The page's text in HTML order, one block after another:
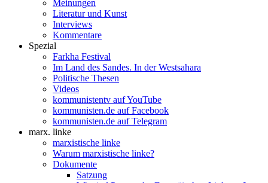
Meinungen
Literatur und Kunst
Interviews
Kommentare
Spezial
Farkha Festival
Im Land des Sandes. In der Westsahara
Politische Thesen
Videos
kommunistentv auf YouTube
kommunisten.de auf Facebook
kommunisten.de auf Telegram
marx. linke
marxistische linke
Warum marxistische linke?
Dokumente
Satzung